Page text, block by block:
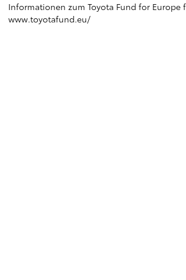
Informationen zum Toyota Fund for Europe
www.toyotafund.eu/